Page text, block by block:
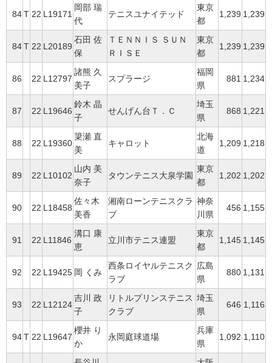
84T 22 L19171
岡部 瑞
代
テニスユナイテッド
東京
都
1,239 1,239
84T 22 L20189
石田 佐
保
ＴＥＮＮＩＳ ＳＵＮ
ＲＩＳＥ
東京
都
1,239 1,239
86 22 L12797
諸熊 久
美子
スプラージ
福岡
県
881 1,234
87 22 L19646
鈴木 晶
子
せんげん台Ｔ．Ｃ
埼玉
県
868 1,221
88 22 L19360
簗瀬 直
美
キャロット
北海
道
1,209 1,218
89 22 L10102
山内 美
奈子
タウンテニス大泉学園
東京
都
1,202 1,202
90 22 L18458
佐々木
美香
湘南ローンテニスクラ
ブ
神奈
川県
456 1,155
91 22 L11846
溝口 康
恵
立川市テニス連盟
東京
都
1,145 1,145
92 22 L19425 岡 くみ
西条ロイヤルテニスク
ラブ
広島
県
880 1,131
93 22 L12124
吉川 政
子
リトルプリンステニス
クラブ
埼玉
県
646 1,116
94T 22 L19647
櫻井 り
か
永岡庭球道場
兵庫
県
1,092 1,110